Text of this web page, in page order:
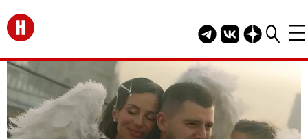
Перейти на главную
Telegram канал
Группа HELLO
Канал